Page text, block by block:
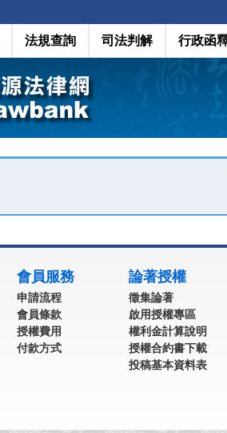
法規查詢 司法判解 行政函
會員服務
申請流程
會員條款
授權費用
付款方式
論著授權
徵集論著
啟用授權專區
權利金計算說明
授權合約書下載
投稿基本資料表